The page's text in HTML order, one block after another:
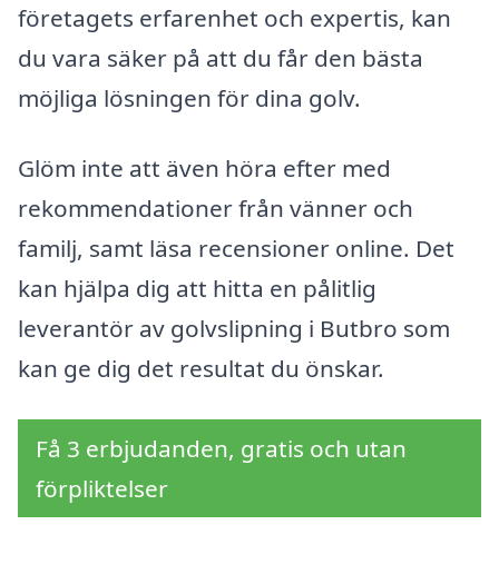
företagets erfarenhet och expertis, kan
du vara säker på att du får den bästa
möjliga lösningen för dina golv.
Glöm inte att även höra efter med
rekommendationer från vänner och
familj, samt läsa recensioner online. Det
kan hjälpa dig att hitta en pålitlig
leverantör av golvslipning i Butbro som
kan ge dig det resultat du önskar.
Få 3 erbjudanden, gratis och utan
förpliktelser